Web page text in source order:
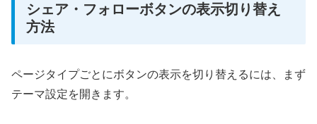
シェア・フォローボタンの表示切り替え
方法
ページタイプごとにボタンの表示を切り替えるには、まず
テーマ設定を開きます。